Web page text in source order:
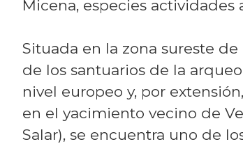
Micena, especies actividades
Situada en la zona sureste
de los santuarios de la
nivel europeo y, por
en el yacimiento vecino de
Salar), se encuentra uno de